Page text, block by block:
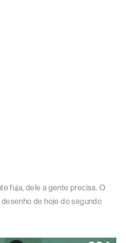
fuja, dele a gente precisa. O
de hoje do segundo